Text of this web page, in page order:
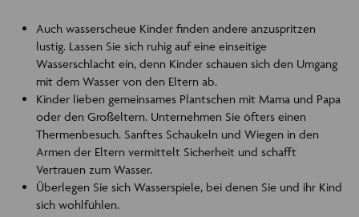
Auch wasserscheue Kinder finden andere anzuspritzen
lustig. Lassen Sie sich ruhig auf eine einseitige
Wasserschlacht ein, denn Kinder schauen sich den Umgang
mit dem Wasser von den Eltern ab.
Kinder lieben gemeinsames Plantschen mit Mama und Papa
oder den Großeltern. Unternehmen Sie öfters einen
Thermenbesuch. Sanftes Schaukeln und Wiegen in den
Armen der Eltern vermittelt Sicherheit und schafft
Vertrauen zum Wasser.
Überlegen Sie sich Wasserspiele, bei denen Sie und ihr Kind
sich wohlfühlen.